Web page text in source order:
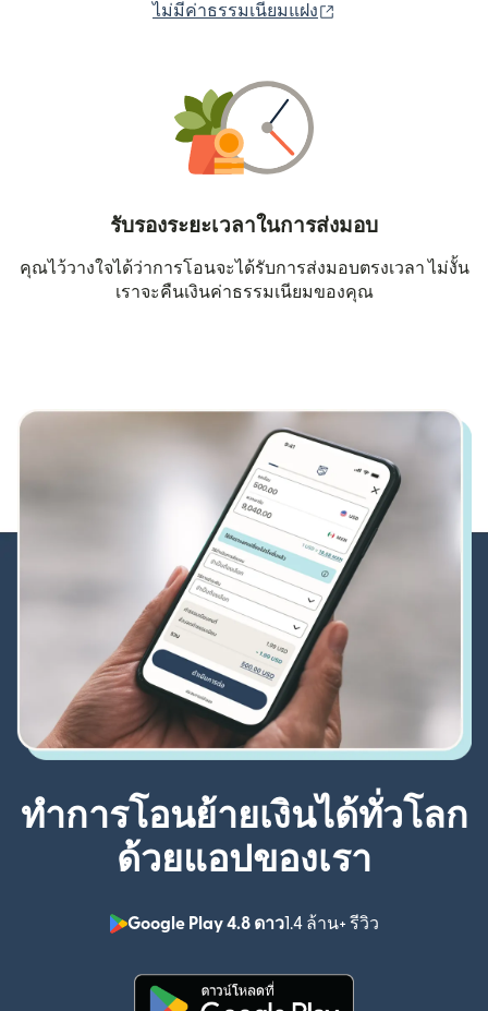
ไม่มีค่าธรรมเนียมแฝง
รับรองระยะเวลาในการส่งมอบ
คุณไว้วางใจได้ว่าการโอนจะได้รับการส่งมอบตรงเวลา ไม่งั้น
เราจะคืนเงินค่าธรรมเนียมของคุณ
ทำการโอนย้ายเงินได้ทั่วโลก
ด้วยแอปของเรา
Google Play 4.8 ดาว1.4 ล้าน+ รีวิว
(เปิดในหน้าต่